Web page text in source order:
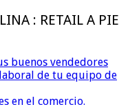
: RETAIL A PIE
buenos vendedores
de tu equipo de
en el comercio.